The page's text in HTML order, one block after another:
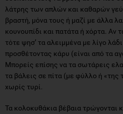
λάτρης των απλών και καθαρών
βραστή, μόνα τους ή μαζί με άλλα
κουνουπίδι και πατάτα ή χόρτα. Αν
τότε ψησ’ τα αλειμμένα με λίγο
προσθέτοντας κάρυ (είναι από τα
Μπορείς επίσης να τα σωτάρεις
τα βάλεις σε πίτα (με φύλλο ή
χωρίς τυρί.
Τα κολοκυθάκια βέβαια τρώγονται